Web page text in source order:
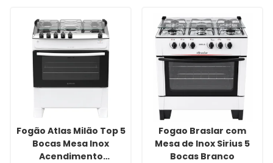
Fogão Atlas Milão Top 5
Bocas Mesa Inox
Acendimento
Fogao Braslar com
Mesa de Inox Sirius 5
Bocas Branco